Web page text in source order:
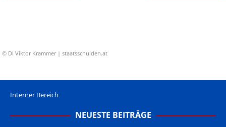
© DI Viktor Krammer | staatsschulden.at
Interner Bereich
NEUESTE BEITRÄGE